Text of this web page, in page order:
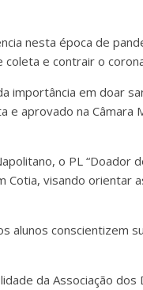
nesta época de
e contrair o
importância em doar
aprovado na Câmara
o PL “Doador
visando orientar
conscientizem
da Associação dos